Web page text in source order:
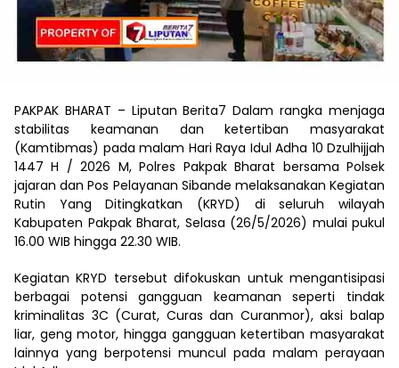
PAKPAK BHARAT – Liputan Berita7 Dalam rangka menjaga
stabilitas keamanan dan ketertiban masyarakat
(Kamtibmas) pada malam Hari Raya Idul Adha 10 Dzulhijjah
1447 H / 2026 M, Polres Pakpak Bharat bersama Polsek
jajaran dan Pos Pelayanan Sibande melaksanakan Kegiatan
Rutin Yang Ditingkatkan (KRYD) di seluruh wilayah
Kabupaten Pakpak Bharat, Selasa (26/5/2026) mulai pukul
16.00 WIB hingga 22.30 WIB.
Kegiatan KRYD tersebut difokuskan untuk mengantisipasi
berbagai potensi gangguan keamanan seperti tindak
kriminalitas 3C (Curat, Curas dan Curanmor), aksi balap
liar, geng motor, hingga gangguan ketertiban masyarakat
lainnya yang berpotensi muncul pada malam perayaan